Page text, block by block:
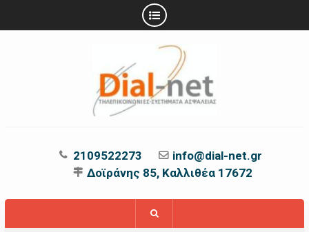
2109522273
info@dial-net.gr
Δοϊράνης 85, Καλλιθέα 17672